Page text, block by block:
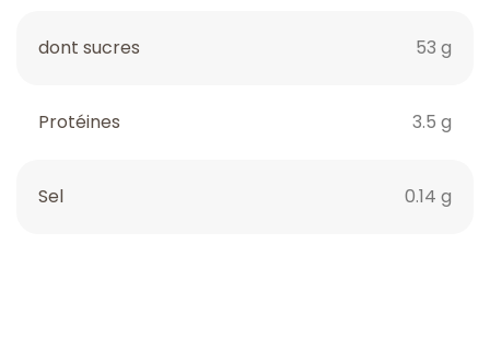
dont sucres 53 g
Protéines 3.5 g
Sel 0.14 g